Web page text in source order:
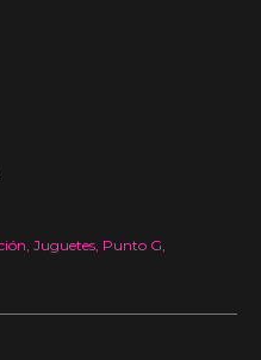
Juguetes Punto G